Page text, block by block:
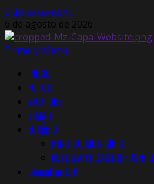
Skip to content
6 de agosto de 2026
Primary Menu
INÍCIO
FOTOS
YOUTUBE
E-MAIL
EUSÉBIO
HINO DO MUNICÍPIO
FOTOS ANTIGAS DO EUSÉBIO
Consultar CEP